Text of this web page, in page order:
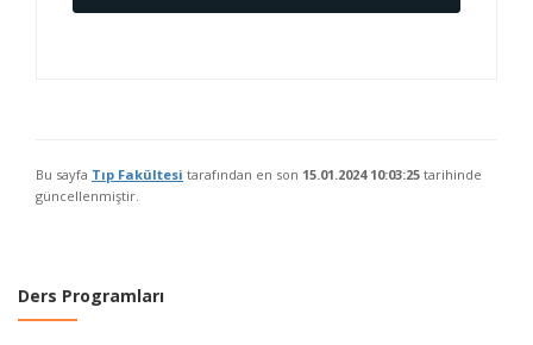
Bu sayfa Tıp Fakültesi tarafından en son 15.01.2024 10:03:25 tarihinde
güncellenmiştir.
Ders Programları